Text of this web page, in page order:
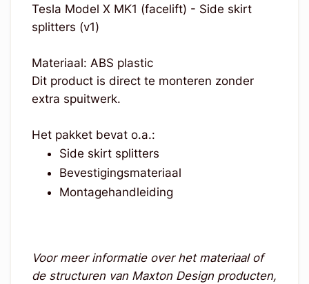
Tesla Model X MK1 (facelift) - Side skirt
splitters (v1)
Materiaal: ABS plastic
Dit product is direct te monteren zonder
extra spuitwerk.
Het pakket bevat o.a.:
Side skirt splitters
Bevestigingsmateriaal
Montagehandleiding
Voor meer informatie over het materiaal of
de structuren van Maxton Design producten,